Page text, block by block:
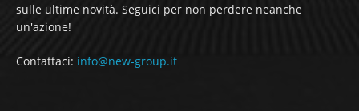
sulle ultime novità. Seguici per non perdere neanche
un'azione!
Contattaci: info@new-group.it